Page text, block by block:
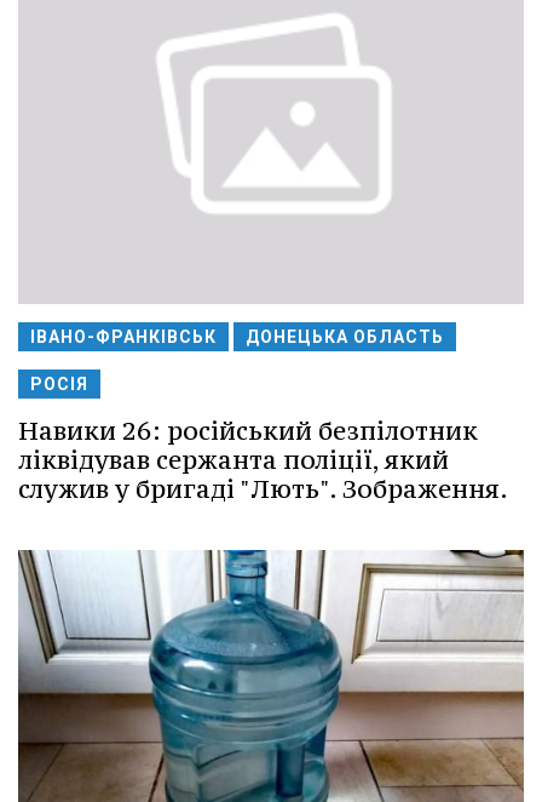
ІВАНО-ФРАНКІВСЬК ДОНЕЦЬКА ОБЛАСТЬ
РОСІЯ
Навики 26: російський безпілотник
ліквідував сержанта поліції, який
служив у бригаді "Лють". Зображення.